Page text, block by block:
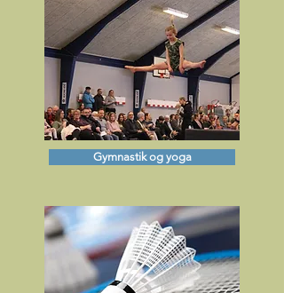
Gymnastik og yoga